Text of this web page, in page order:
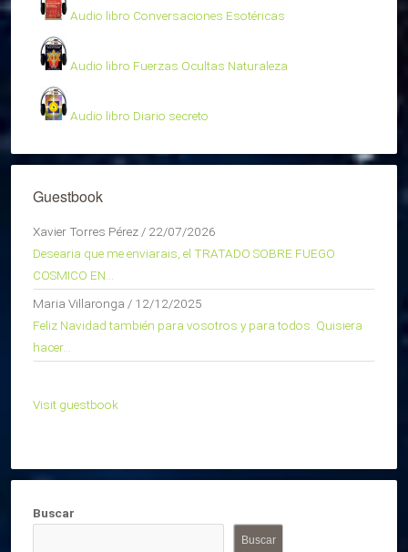
Audio libro Conversaciones Esotéricas
Audio libro Fuerzas Ocultas Naturaleza
Audio libro Diario secreto
Guestbook
Xavier Torres Pérez / 22/07/2026
Desearia que me enviarais, el TRATADO SOBRE FUEGO
COSMICO EN...
Maria Villaronga / 12/12/2025
Feliz Navidad también para vosotros y para todos. Quisiera
hacer...
Visit guestbook
Buscar
Buscar